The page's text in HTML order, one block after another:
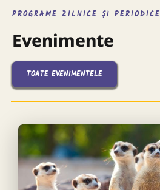
PROGRAME ZILNICE ȘI PERIODICE
Evenimente
TOATE EVENIMENTELE